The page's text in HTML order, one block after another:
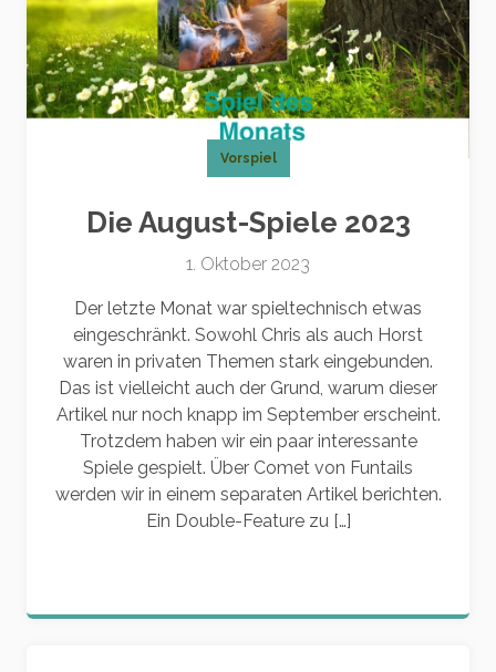
Vorspiel
Die August-Spiele 2023
1. Oktober 2023
Der letzte Monat war spieltechnisch etwas
eingeschränkt. Sowohl Chris als auch Horst
waren in privaten Themen stark eingebunden.
Das ist vielleicht auch der Grund, warum dieser
Artikel nur noch knapp im September erscheint.
Trotzdem haben wir ein paar interessante
Spiele gespielt. Über Comet von Funtails
werden wir in einem separaten Artikel berichten.
Ein Double-Feature zu […]